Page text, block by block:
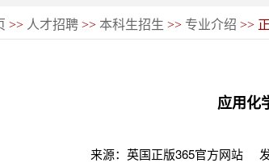
>> 人才招聘 >> 本科生招生 >> 专业介绍 >>
应用化
来源：英国正版365官方网站 发